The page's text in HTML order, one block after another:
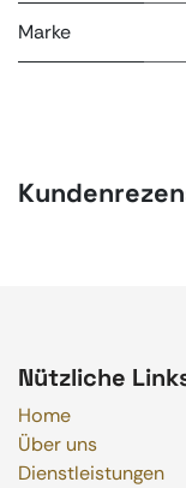
Marke
Nützliche
Home
Über uns
Dienstleistungen